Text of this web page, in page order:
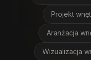
Projekt
Aranżacja
Wizualizacja